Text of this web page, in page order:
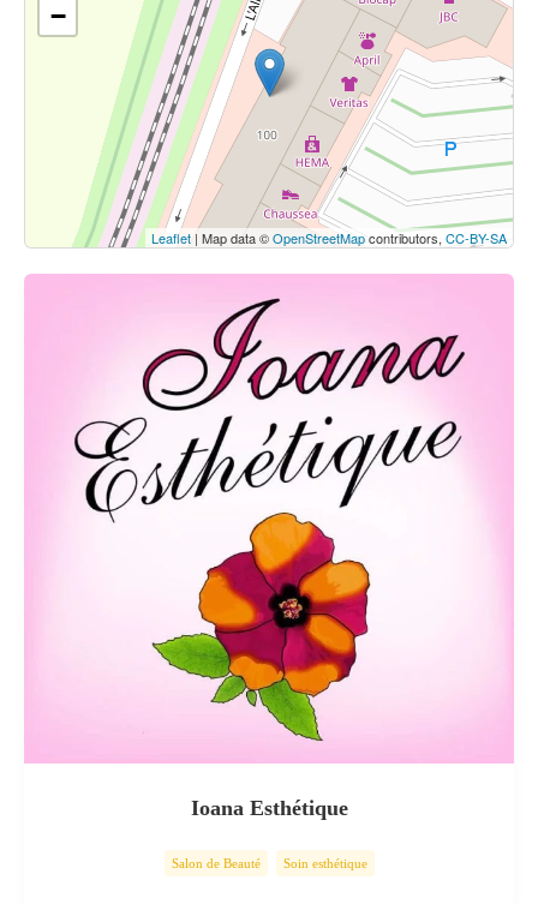
Cliquez sur le bouton pour afficher la carte.
Voir la carte
−
Leaflet | Map data ©OpenStreetMapcontributors, CC-BY-SA
Ioana Esthétique
Salon de Beauté Soin esthétique